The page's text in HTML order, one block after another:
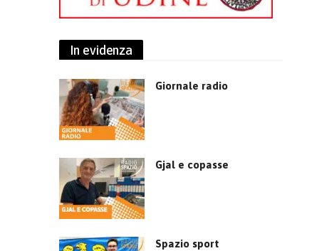
In evidenza
Giornale radio
Gjal e copasse
Spazio sport